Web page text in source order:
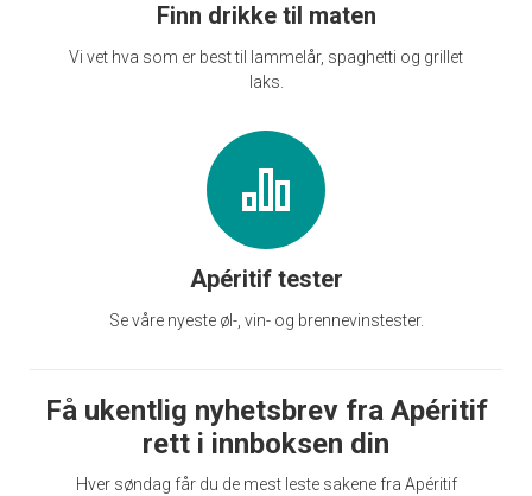
Finn drikke til maten
Vi vet hva som er best til lammelår, spaghetti og grillet
laks.
Apéritif tester
Se våre nyeste øl-, vin- og brennevinstester.
Få ukentlig nyhetsbrev fra Apéritif
rett i innboksen din
Hver søndag får du de mest leste sakene fra Apéritif